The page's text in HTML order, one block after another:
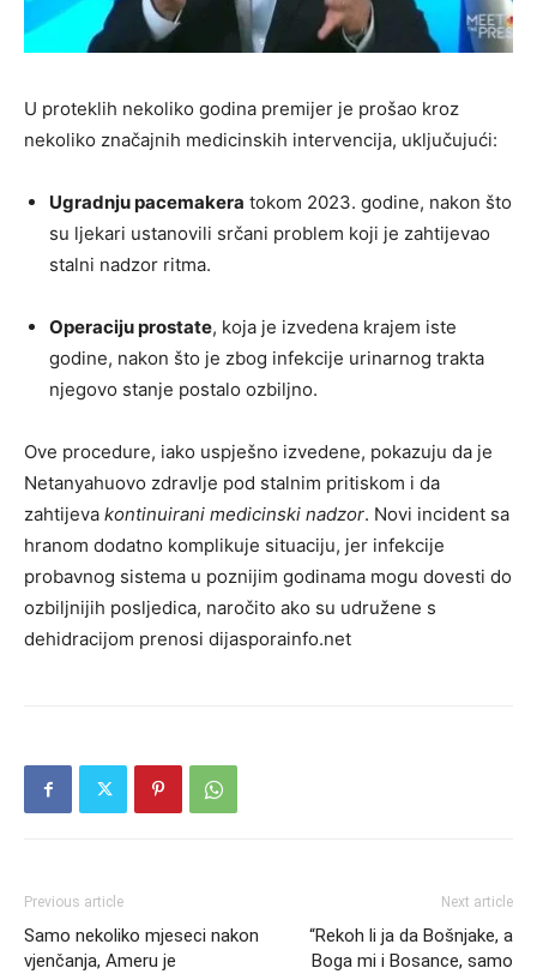
U proteklih nekoliko godina premijer je prošao kroz
nekoliko značajnih medicinskih intervencija, uključujući:
Ugradnju pacemakera tokom 2023. godine, nakon što
su ljekari ustanovili srčani problem koji je zahtijevao
stalni nadzor ritma.
Operaciju prostate, koja je izvedena krajem iste
godine, nakon što je zbog infekcije urinarnog trakta
njegovo stanje postalo ozbiljno.
Ove procedure, iako uspješno izvedene, pokazuju da je
Netanyahuovo zdravlje pod stalnim pritiskom i da
zahtijeva kontinuirani medicinski nadzor. Novi incident sa
hranom dodatno komplikuje situaciju, jer infekcije
probavnog sistema u poznijim godinama mogu dovesti do
ozbiljnijih posljedica, naročito ako su udružene s
dehidracijom prenosi dijasporainfo.net
Previous article
Samo nekoliko mjeseci nakon
vjenčanja, Ameru je
Next article
“Rekoh li ja da Bošnjake, a
Boga mi i Bosance, samo